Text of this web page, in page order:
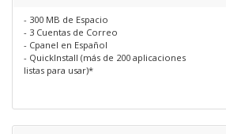
- 300 MB de Espacio
- 3 Cuentas de Correo
- Cpanel en Español
- QuickInstall (más de 200 aplicaciones
listas para usar)*